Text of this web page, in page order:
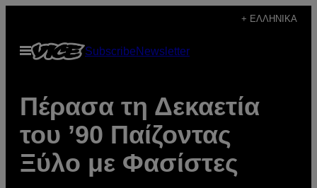
περιεχόμενο
+ ΕΛΛΗΝΙΚΆ
Ανοίξτε
το
SubscribeNewsletter
Πέρασα τη Δεκαετία
του ’90 Παίζοντας
Ξύλο με Φασίστες